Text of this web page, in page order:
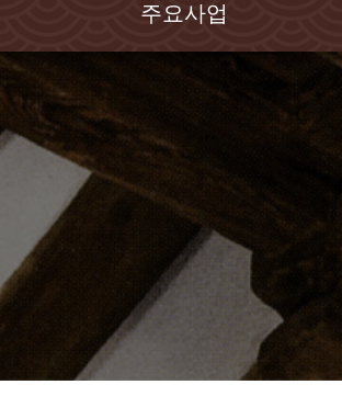
주요사업
율곡학
전통문화